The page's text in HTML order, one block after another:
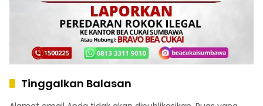
Tinggalkan Balasan